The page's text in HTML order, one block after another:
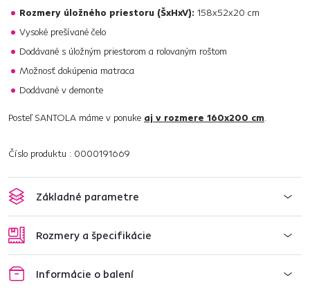
Rozmery úložného priestoru (ŠxHxV): 158x52x20 cm
Vysoké prešívané čelo
Dodávané s úložným priestorom a rolovaným roštom
Možnosť dokúpenia matraca
Dodávané v demonte
Posteľ SANTOLA máme v ponuke aj v rozmere 160x200 cm.
Číslo produktu : 0000191669
Základné parametre
Rozmery a špecifikácie
Informácie o balení